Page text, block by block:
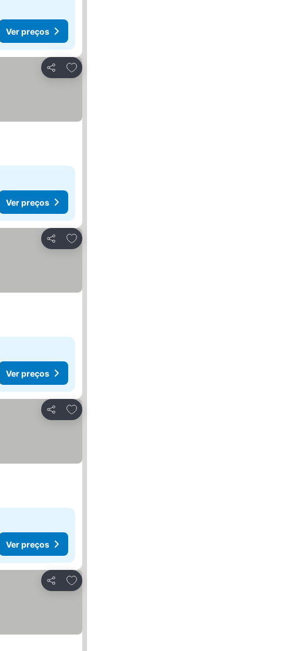
Ver preços
Partilhar
Adicionar aos favoritos
Ver preços
Partilhar
Adicionar aos favoritos
Ver preços
Partilhar
Adicionar aos favoritos
Ver preços
Partilhar
Adicionar aos favoritos